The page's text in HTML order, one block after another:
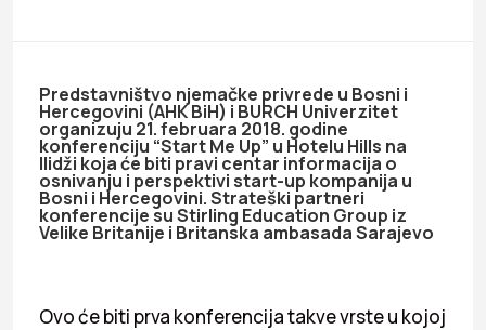
Predstavništvo njemačke privrede u Bosni i
Hercegovini (AHK BiH) i BURCH Univerzitet
organizuju 21. februara 2018. godine
konferenciju “Start Me Up” u Hotelu Hills na
Ilidži koja će biti pravi centar informacija o
osnivanju i perspektivi start-up kompanija u
Bosni i Hercegovini. Strateški partneri
konferencije su Stirling Education Group iz
Velike Britanije i Britanska ambasada Sarajevo
Ovo će biti prva konferencija takve vrste u kojoj